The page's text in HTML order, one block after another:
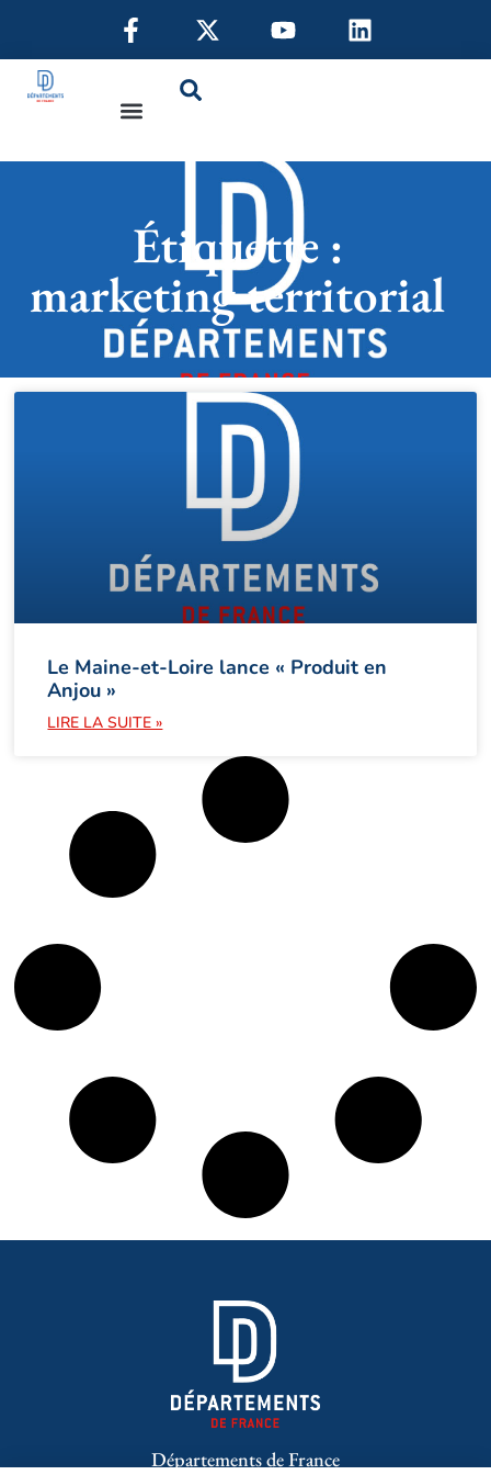
Étiquette :
marketing territorial
Le Maine-et-Loire lance « Produit en
Anjou »
LIRE LA SUITE »
Départements de France